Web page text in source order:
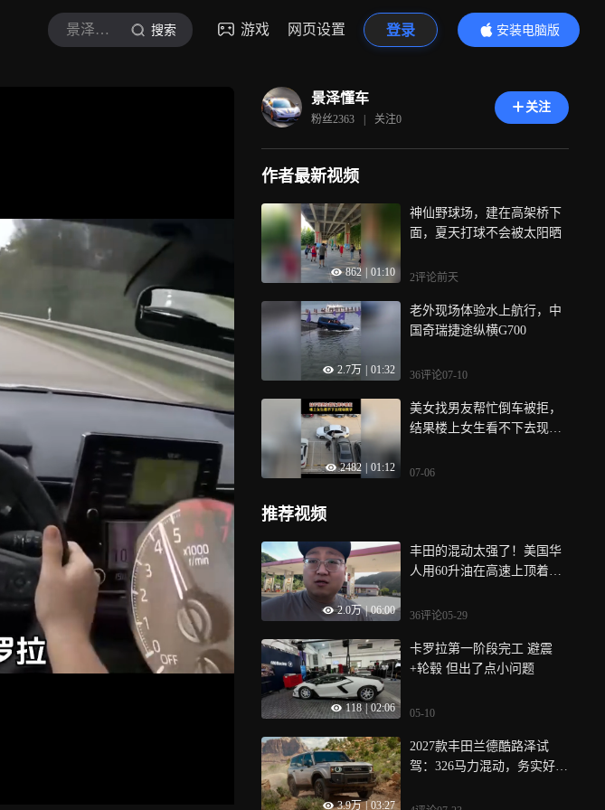
景泽懂车 搜索 游戏 网页设置 登录
安装电脑版
内容更精彩
景泽懂车
粉丝2363 | 关注0
关注
作者最新视频
862 01:10
神仙野球场，建在高架桥下
面，夏天打球不会被太阳晒
2评论前天
2.7万 01:32
老外现场体验水上航行，中
国奇瑞捷途纵横G700
36评论07-10
2482 01:12
美女找男友帮忙倒车被拒，
结果楼上女生看不下去现场
07-06
推荐视频
2.0万 | 06:00
丰田的混动太强了！美国华
人用60升油在高速上顶着限
36评论05-29
118 | 02:06
卡罗拉第一阶段完工 避震
+轮毂 但出了点小问题
05-10
3.9万 03:27
2027款丰田兰德酷路泽试
驾：326马力混动，务实好开